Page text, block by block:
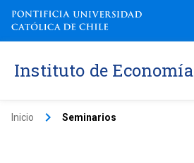
Instituto de Economía
Inicio keyboard_arrow_right Seminarios